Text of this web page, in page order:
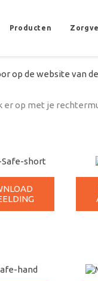
Producten
op de website van
op met je